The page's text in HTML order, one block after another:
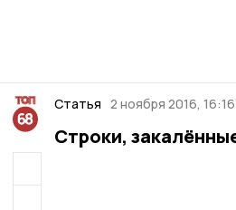
Статья 2 ноября 2016, 16:16
Строки,